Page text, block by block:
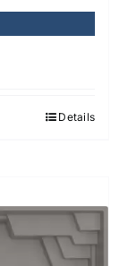
Details